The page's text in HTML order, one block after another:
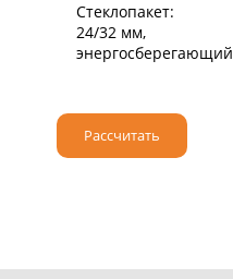
Стеклопакет:
24/32 мм,
энергосберегающий
Рассчитать